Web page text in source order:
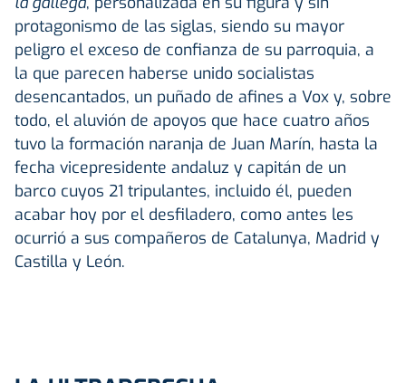
protagonismo de las siglas, siendo su mayor
peligro el exceso de confianza de su parroquia, a
la que parecen haberse unido socialistas
desencantados, un puñado de afines a Vox y, sobre
todo, el aluvión de apoyos que hace cuatro años
tuvo la formación naranja de Juan Marín, hasta la
fecha vicepresidente andaluz y capitán de un
barco cuyos 21 tripulantes, incluido él, pueden
acabar hoy por el desfiladero, como antes les
ocurrió a sus compañeros de Catalunya, Madrid y
Castilla y León.